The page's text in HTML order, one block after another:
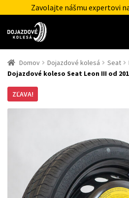
Zavolajte nášmu expertovi
Domov Dojazdové kolesá Seat
Dojazdové koleso Seat Leon III od
ZĽAVA!